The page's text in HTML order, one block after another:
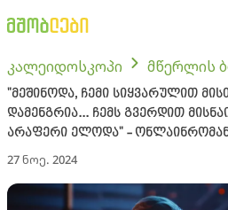
კალეიდოსკოპი მწერლის
"მეშინოდა, ჩემი სიყვარულით
დამენგრია... ჩემს გვერდით
არაფერი ელოდა" -
27 ნოე. 2024